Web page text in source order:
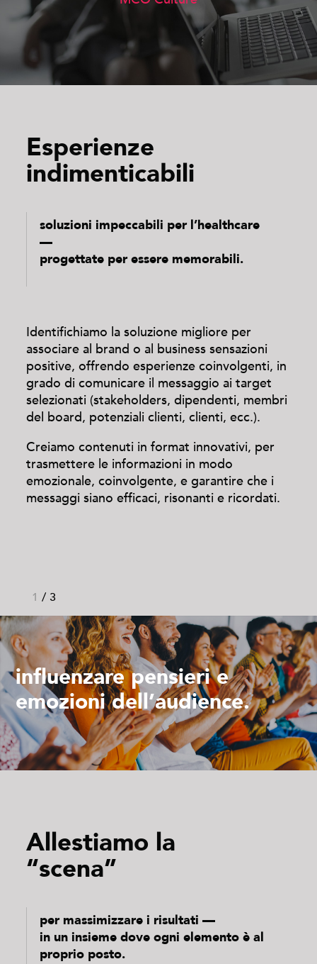
Esperienze
indimenticabili
soluzioni impeccabili per l’healthcare
—
progettate per essere memorabili.
Identifichiamo la soluzione migliore per
associare al brand o al business sensazioni
positive, offrendo esperienze coinvolgenti, in
grado di comunicare il messaggio ai target
selezionati (stakeholders, dipendenti, membri
del board, potenziali clienti, clienti, ecc.).
Creiamo contenuti in format innovativi, per
trasmettere le informazioni in modo
emozionale, coinvolgente, e garantire che i
messaggi siano efficaci, risonanti e ricordati.
influenzare pensieri e
emozioni dell’audience.
1 / 3
Allestiamo la
“scena”
per massimizzare i risultati —
in un insieme dove ogni elemento è al
proprio posto.